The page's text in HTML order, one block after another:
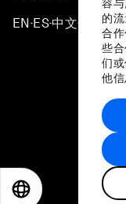
容
的
合
些
们
他信
EN ▪ES▪中文▪ 日本語